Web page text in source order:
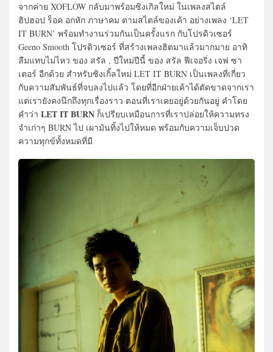
จากค่าย XOFLOW กลับมาพร้อมซิงเกิลใหม่ ในเพลงสไตล์
ฮิปฮอป ร็อค อกหัก ภาษาคม ตามสไตล์ของเค้า อย่างเพลง ‘LET
IT BURN’ พร้อมทำงานร่วมกันเป็นครั้งแรก กับโปรดิวเซอร์
Geeno Smooth โปรดิวเซอร์ ที่สร้างเพลงฮิตมาแล้วมากมาย อาทิ
ลืมแทบไม่ไหว ของ สรัล , ปีใหม่ปีนี้ ของ สรัล ฟีเจอริ่ง เจฟ ซา
เตอร์ อีกด้วย สำหรับซิงเกิ้ลใหม่ LET IT BURN เป็นเพลงที่เกี่ยว
กับความสัมพันธ์ที่จบลงไปแล้ว โดยที่อีกฝ่ายเค้าได้ตัดขาดจากเรา
แต่เรายังคงนึกถึงทุกเรื่องราว ตอนที่เราเคยอยู่ด้วยกันอยู่ คำโดย
คำว่า LET IT BURN ก็เปรียบเหมือนการที่เราปล่อยให้ความทรง
จำเก่าๆ BURN ไป เผามันทิ้งไปให้หมด พร้อมกับความเจ็บปวด
ความทุกข์ทั้งหมดที่มี